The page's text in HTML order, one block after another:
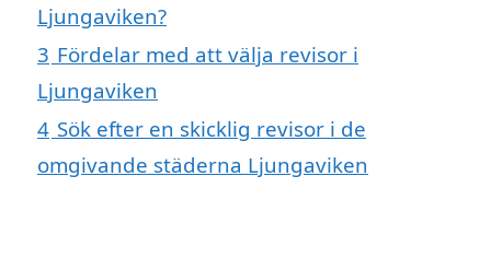
Ljungaviken?
3 Fördelar med att välja revisor i
Ljungaviken
4 Sök efter en skicklig revisor i de
omgivande städerna Ljungaviken